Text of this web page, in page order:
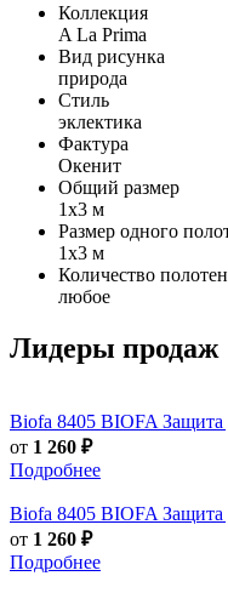
Коллекция
A La Prima
Вид рисунка
природа
Стиль
эклектика
Фактура
Окенит
Общий размер
1x3 м
Размер одного
1x3 м
Количество полотен
любое
Лидеры продаж
Biofa 8405 BIOFA Защита
от 1 260 ₽
Подробнее
Biofa 8405 BIOFA Защита
от 1 260 ₽
Подробнее